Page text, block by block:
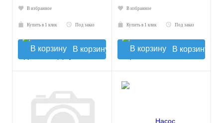
В избранное
Купить в 1 клик Под заказ
В корзину
В избранное
Купить в 1 клик Под заказ
В корзину